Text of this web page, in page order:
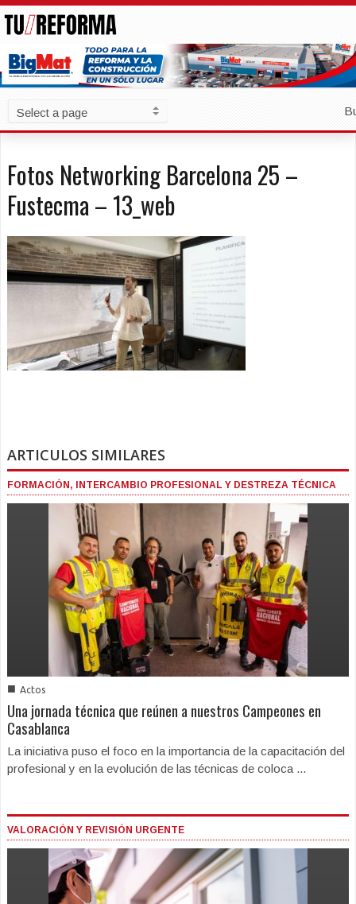
Fotos Networking Barcelona 25 –
Fustecma – 13_web
ARTICULOS SIMILARES
FORMACIÓN, INTERCAMBIO PROFESIONAL Y DESTREZA TÉCNICA
■ Actos
Una jornada técnica que reúnen a nuestros Campeones en
Casablanca
La iniciativa puso el foco en la importancia de la capacitación del
profesional y en la evolución de las técnicas de coloca ...
VALORACIÓN Y REVISIÓN URGENTE